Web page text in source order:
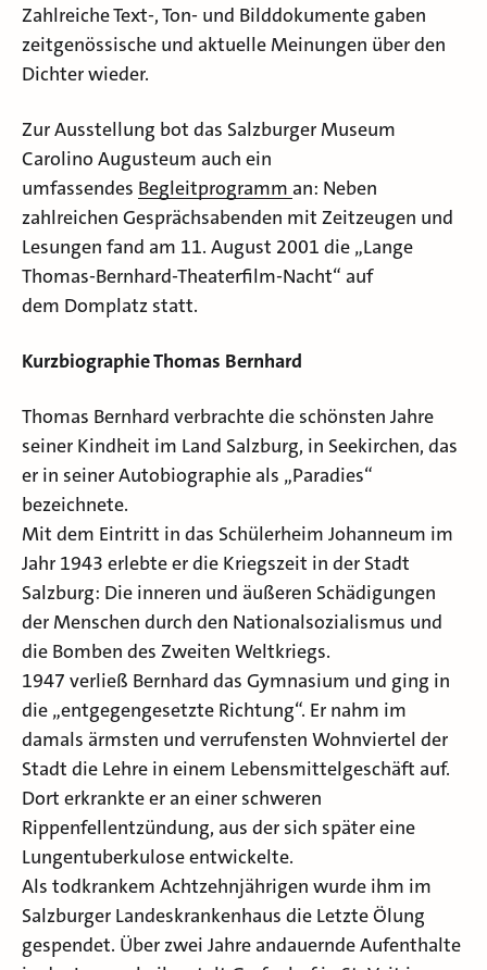
Zahlreiche Text-, Ton- und Bilddokumente gaben
zeitgenössische und aktuelle Meinungen über den
Dichter wieder.
Zur Ausstellung bot das Salzburger Museum
Carolino Augusteum auch ein
umfassendes Begleitprogramm an: Neben
zahlreichen Gesprächsabenden mit Zeitzeugen und
Lesungen fand am 11. August 2001 die „Lange
Thomas-Bernhard-Theaterfilm-Nacht“ auf
dem Domplatz statt.
Kurzbiographie Thomas Bernhard
Thomas Bernhard verbrachte die schönsten Jahre
seiner Kindheit im Land Salzburg, in Seekirchen, das
er in seiner Autobiographie als „Paradies“
bezeichnete.
Mit dem Eintritt in das Schülerheim Johanneum im
Jahr 1943 erlebte er die Kriegszeit in der Stadt
Salzburg: Die inneren und äußeren Schädigungen
der Menschen durch den Nationalsozialismus und
die Bomben des Zweiten Weltkriegs.
1947 verließ Bernhard das Gymnasium und ging in
die „entgegengesetzte Richtung“. Er nahm im
damals ärmsten und verrufensten Wohnviertel der
Stadt die Lehre in einem Lebensmittelgeschäft auf.
Dort erkrankte er an einer schweren
Rippenfellentzündung, aus der sich später eine
Lungentuberkulose entwickelte.
Als todkrankem Achtzehnjährigen wurde ihm im
Salzburger Landeskrankenhaus die Letzte Ölung
gespendet. Über zwei Jahre andauernde Aufenthalte